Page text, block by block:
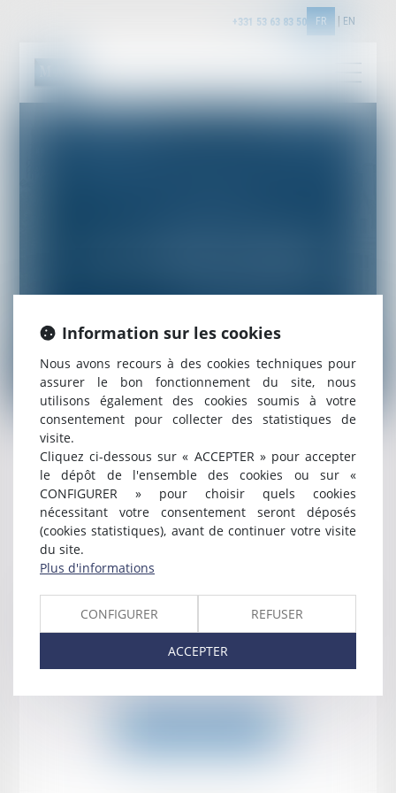
+331 53 63 83 50 FR EN
Actualités législatives et réglementaires en
Information sur les cookies
Nous avons recours à des cookies techniques pour
assurer le bon fonctionnement du site, nous
utilisons également des cookies soumis à votre
consentement pour collecter des statistiques de
visite.
Cliquez ci-dessous sur « ACCEPTER » pour accepter
le dépôt de l'ensemble des cookies ou sur «
CONFIGURER » pour choisir quels cookies
nécessitant votre consentement seront déposés
(cookies statistiques), avant de continuer votre visite
du site.
Plus d'informations
CONFIGURER REFUSER
ACCEPTER